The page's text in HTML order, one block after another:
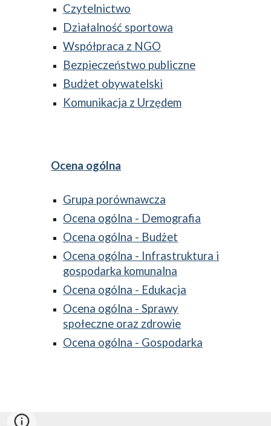
Czytelnictwo
Działalność sportowa
Współpraca z NGO
Bezpieczeństwo publiczne
Budżet obywatelski
Komunikacja z Urzędem
Ocena ogólna
Grupa porównawcza
Ocena ogólna - Demografia
Ocena ogólna - Budżet
Ocena ogólna - Infrastruktura i
gospodarka komunalna
Ocena ogólna - Edukacja
Ocena ogólna - Sprawy
społeczne oraz zdrowie
Ocena ogólna - Gospodarka